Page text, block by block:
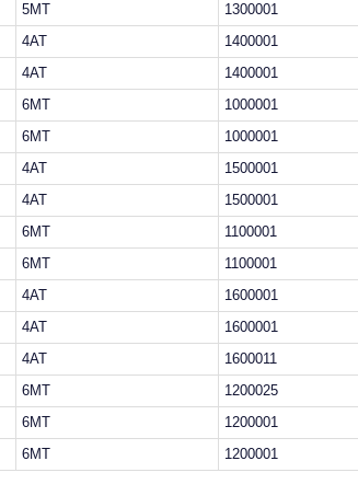
5MT 1300001
4AT 1400001
4AT 1400001
6MT 1000001
6MT 1000001
4AT 1500001
4AT 1500001
6MT 1100001
6MT 1100001
4AT 1600001
4AT 1600001
4AT 1600011
6MT 1200025
6MT 1200001
6MT 1200001